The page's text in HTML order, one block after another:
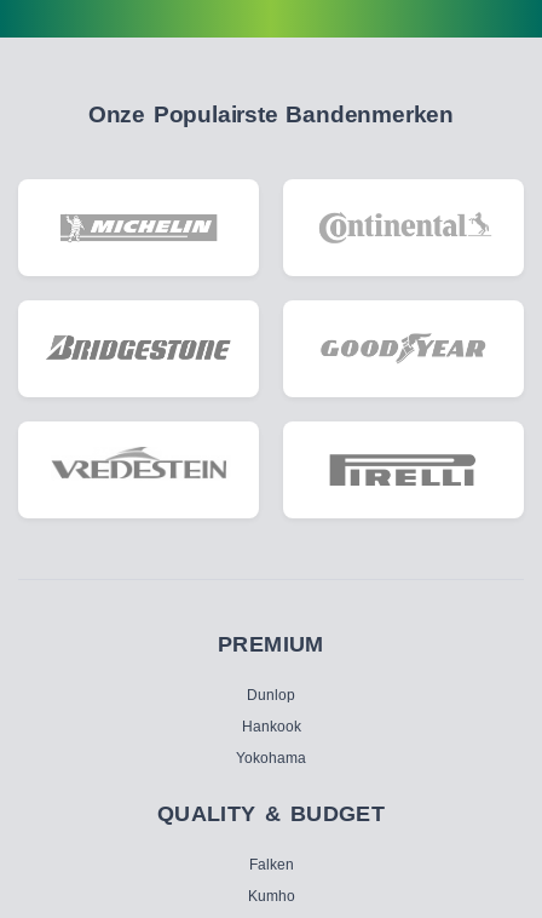
Onze Populairste Bandenmerken
PREMIUM
Dunlop
Hankook
Yokohama
QUALITY & BUDGET
Falken
Kumho